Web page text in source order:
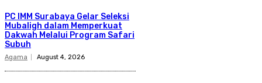
PC IMM Surabaya Gelar Seleksi
Mubaligh dalam Memperkuat
Dakwah Melalui Program Safari
Subuh
Agama August 4, 2026